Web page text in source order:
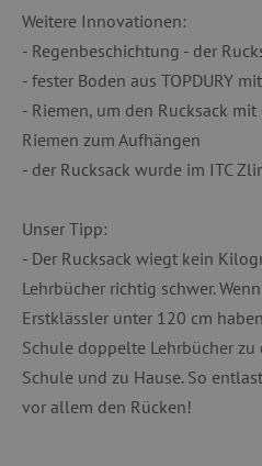
Weitere Innovationen:
- Regenbeschichtung - der
- fester Boden aus TOPDURY
- Riemen, um den Rucksack
Riemen zum Aufhängen
- der Rucksack wurde im ITC
Unser Tipp:
- Der Rucksack wiegt kein
Lehrbücher richtig schwer.
Erstklässler unter 120 cm
Schule doppelte Lehrbücher
Schule und zu Hause. So
vor allem den Rücken!
Unbedingt erforderlich
Targeting
Unbedingt erforderliche
wesentliche
__cf_bm